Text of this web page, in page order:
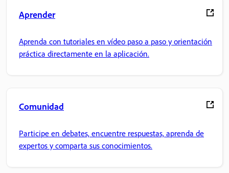
Aprender
Aprenda con tutoriales en vídeo paso a paso y orientación
práctica directamente en la aplicación.
Comunidad
Participe en debates, encuentre respuestas, aprenda de
expertos y comparta sus conocimientos.